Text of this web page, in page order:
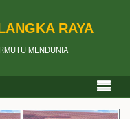
RAYA
MENDUNIA